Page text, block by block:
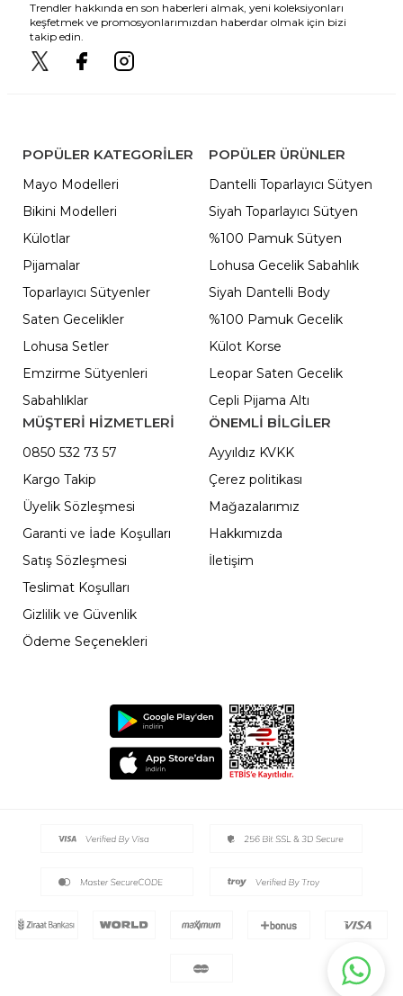
Trendler hakkında en son haberleri almak, yeni koleksiyonları
keşfetmek ve promosyonlarımızdan haberdar olmak için bizi
takip edin.
POPÜLER KATEGORILER
Mayo Modelleri
Bikini Modelleri
Külotlar
Pijamalar
Toparlayıcı Sütyenler
Saten Gecelikler
Lohusa Setler
Emzirme Sütyenleri
Sabahlıklar
POPÜLER ÜRÜNLER
Dantelli Toparlayıcı Sütyen
Siyah Toparlayıcı Sütyen
%100 Pamuk Sütyen
Lohusa Gecelik Sabahlık
Siyah Dantelli Body
%100 Pamuk Gecelik
Külot Korse
Leopar Saten Gecelik
Cepli Pijama Altı
MÜŞTERİ HİZMETLERİ
0850 532 73 57
Kargo Takip
Üyelik Sözleşmesi
Garanti ve İade Koşulları
Satış Sözleşmesi
Teslimat Koşulları
Gizlilik ve Güvenlik
Ödeme Seçenekleri
ÖNEMLI BILGILER
Ayyıldız KVKK
Çerez politikası
Mağazalarımız
Hakkımızda
İletişim